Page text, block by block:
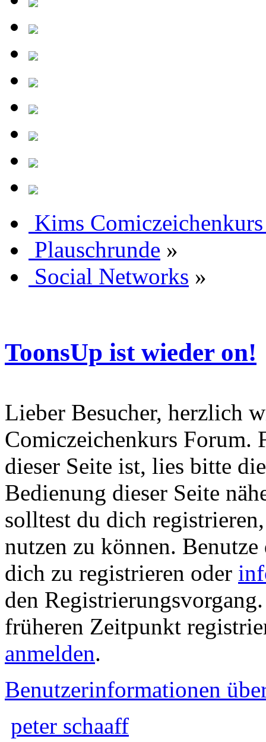
Kims
Plauschrunde »
Social Networks »
ToonsUp ist wieder on!
Lieber Besucher, herzlich
Comiczeichenkurs Forum.
dieser Seite ist, lies bitte
Bedienung dieser Seite
solltest du dich
nutzen zu können.
dich zu registrieren oder
den
früheren Zeitpunkt
anmelden.
Benutzerinformationen
peter schaaff